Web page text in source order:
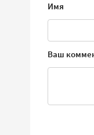
Имя
Ваш